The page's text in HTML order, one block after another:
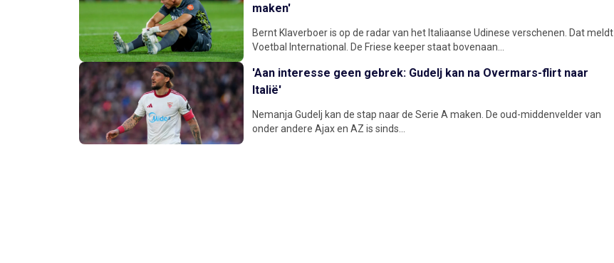
maken'
Bernt Klaverboer is op de radar van het Italiaanse Udinese verschenen. Dat meldt
Voetbal International. De Friese keeper staat bovenaan...
'Aan interesse geen gebrek: Gudelj kan na Overmars-flirt naar
Italië'
Nemanja Gudelj kan de stap naar de Serie A maken. De oud-middenvelder van
onder andere Ajax en AZ is sinds...